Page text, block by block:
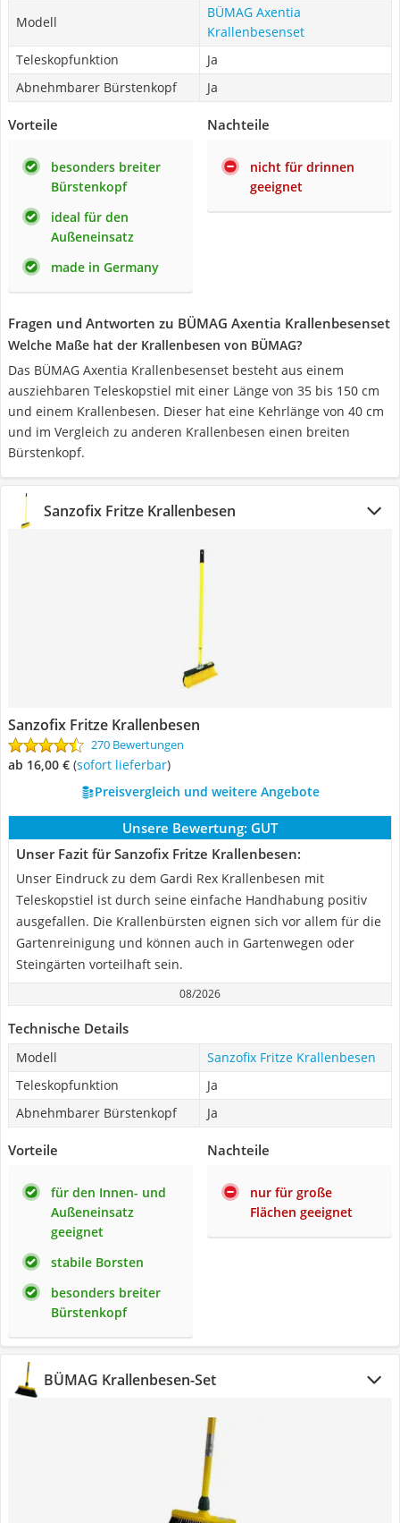
Modell
BÜMAG Axentia
Krallenbesenset
Teleskopfunktion
Ja
Abnehmbarer Bürstenkopf
Ja
Vorteile
besonders breiter
Bürstenkopf
ideal für den
Außeneinsatz
made in Germany
Nachteile
nicht für drinnen
geeignet
Fragen und Antworten zu BÜMAG Axentia Krallenbesenset
Welche Maße hat der Krallenbesen von BÜMAG?
Das BÜMAG Axentia Krallenbesenset besteht aus einem
ausziehbaren Teleskopstiel mit einer Länge von 35 bis 150 cm
und einem Krallenbesen. Dieser hat eine Kehrlänge von 40 cm
und im Vergleich zu anderen Krallenbesen einen breiten
Bürstenkopf.
Sanzofix Fritze Krallenbesen
Sanzofix Fritze Krallenbesen
270 Bewertungen
ab 16,00 € ( Sofort lieferbar)
Preisvergleich und weitere Angebote
Unsere Bewertung: GUT
Unser Fazit für Sanzofix Fritze Krallenbesen:
Unser Eindruck zu dem Gardi Rex Krallenbesen mit
Teleskopstiel ist durch seine einfache Handhabung positiv
ausgefallen. Die Krallenbürsten eignen sich vor allem für die
Gartenreinigung und können auch in Gartenwegen oder
Steingärten vorteilhaft sein.
08/2026
Technische Details
Modell
Sanzofix Fritze Krallenbesen
Teleskopfunktion
Ja
Abnehmbarer Bürstenkopf
Ja
Vorteile
für den Innen- und
Außeneinsatz
geeignet
stabile Borsten
besonders breiter
Bürstenkopf
Nachteile
nur für große
Flächen geeignet
BÜMAG Krallenbesen-Set